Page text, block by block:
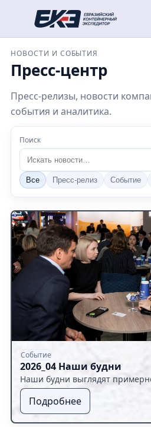
НОВОСТИ И СОБЫТИЯ
Пресс-центр
Пресс-релизы, новости
события и аналитика.
Поиск
Все Пресс-релиз Событие
Событие
2026_04 Наши будни
Наши будни выглядят
Подробнее